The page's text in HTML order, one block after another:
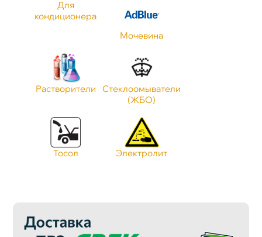
Применение
Стандарт JASO
Тип Антифриза
Для
кондиционера
Мочевина
Растворители
Стеклоомыватели
(ЖБО)
Тосол Электролит